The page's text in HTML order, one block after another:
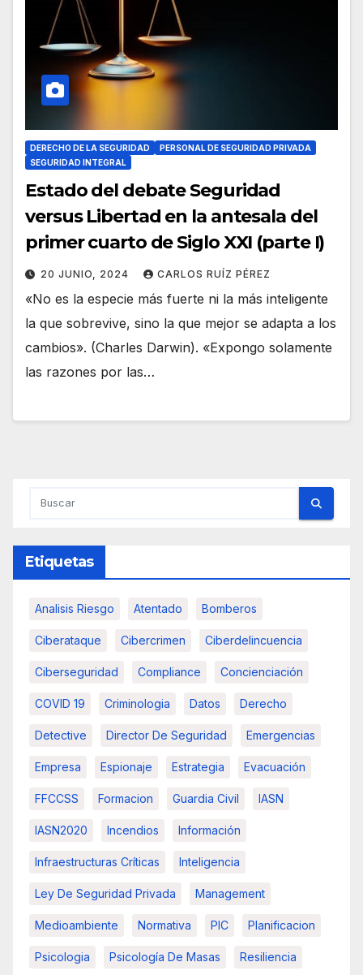
DERECHO DE LA SEGURIDAD
PERSONAL DE SEGURIDAD PRIVADA
SEGURIDAD INTEGRAL
Estado del debate Seguridad
versus Libertad en la antesala del
primer cuarto de Siglo XXI (parte I)
20 JUNIO, 2024 CARLOS RUÍZ PÉREZ
«No es la especie más fuerte ni la más inteligente
la que sobrevive, sino la que mejor se adapta a los
cambios». (Charles Darwin). «Expongo solamente
las razones por las…
Etiquetas
Analisis Riesgo Atentado Bomberos
Ciberataque Cibercrimen Ciberdelincuencia
Ciberseguridad Compliance Concienciación
COVID 19 Criminologia Datos Derecho
Detective Director De Seguridad Emergencias
Empresa Espionaje Estrategia Evacuación
FFCCSS Formacion Guardia Civil IASN
IASN2020 Incendios Información
Infraestructuras Críticas Inteligencia
Ley De Seguridad Privada Management
Medioambiente Normativa PIC Planificacion
Psicologia Psicología De Masas Resiliencia